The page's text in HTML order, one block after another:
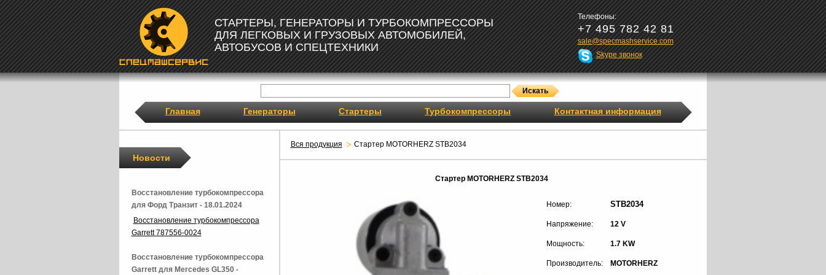
СТАРТЕРЫ, ГЕНЕРАТОРЫ И ТУРБОКОМПРЕССОРЫ
ДЛЯ ЛЕГКОВЫХ И ГРУЗОВЫХ АВТОМОБИЛЕЙ,
АВТОБУСОВ И СПЕЦТЕХНИКИ
Телефоны:
+7 495 782 42 81
sale@specmashservice.com
Skype звонок
Главная Генераторы Стартеры Турбокомпрессоры Контактная информация
Вся продукция Стартер MOTORHERZ STB2034
Стартер MOTORHERZ STB2034
Номер: STB2034
Напряжение: 12 V
Мощность: 1.7 KW
Производитель: MOTORHERZ
Новости
Восстановление турбокомпрессора
для Форд Транзит - 18.01.2024
Восстановление турбокомпрессора
Garrett 787556-0024
Восстановление турбокомпрессора
Garrett для Mercedes GL350 -